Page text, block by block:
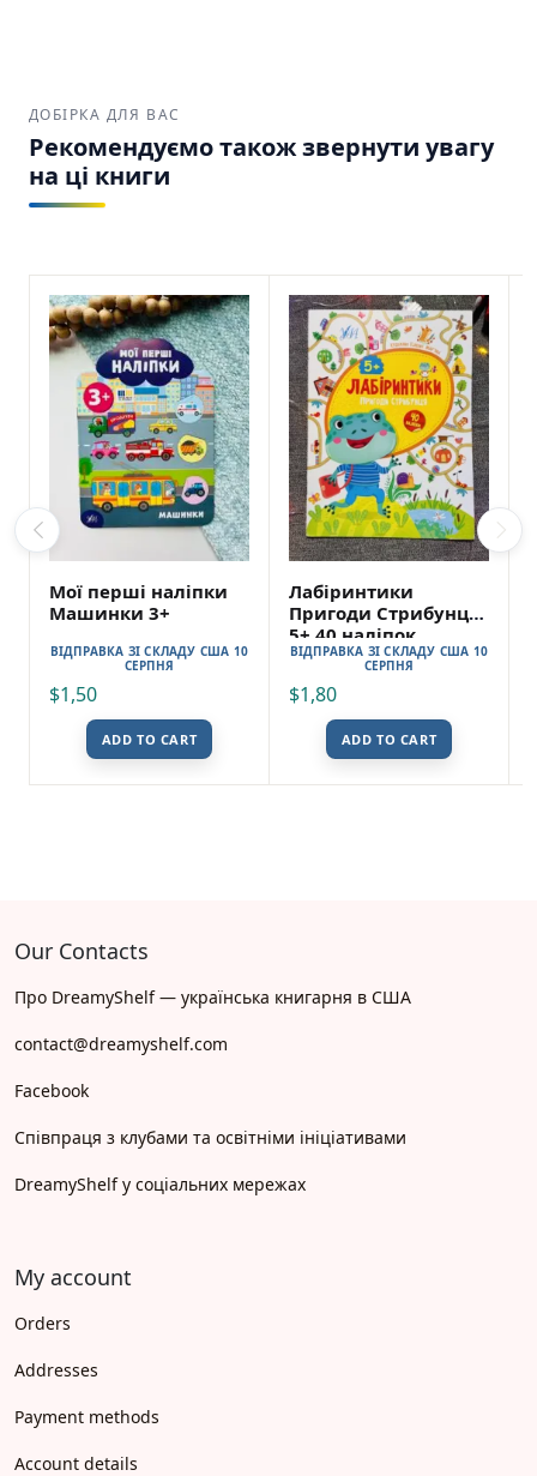
ДОБІРКА ДЛЯ ВАС
Рекомендуємо також звернути увагу
на ці книги
Мої перші наліпки
Машинки 3+
ВІДПРАВКА ЗІ СКЛАДУ США 10
СЕРПНЯ
$1,50
ADD TO CART
Лабіринтики
Пригоди Стрибунця
5+ 40 наліпок
ВІДПРАВКА ЗІ СКЛАДУ США 10
СЕРПНЯ
$1,80
ADD TO CART
Our Contacts
Про DreamyShelf — українська книгарня в США
contact@dreamyshelf.com
Facebook
Співпраця з клубами та освітніми ініціативами
DreamyShelf у соціальних мережах
My account
Orders
Addresses
Payment methods
Account details